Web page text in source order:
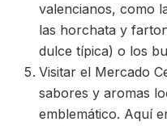
valencianos, como
las horchata y
dulce típica) o los
Visitar el Mercado
sabores y aromas
emblemático. Aquí